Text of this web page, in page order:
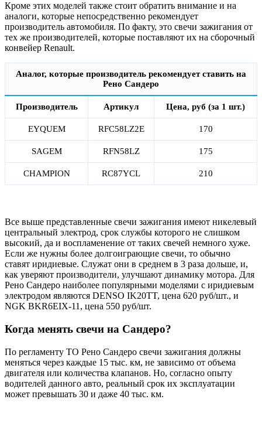
Кроме этих моделей также стоит обратить внимание и на
аналоги, которые непосредственно рекомендует
производитель автомобиля. По факту, это свечи зажигания от
тех же производителей, которые поставляют их на сборочный
конвейер Renault.
Аналог, которые производитель рекомендует ставить на
Рено Сандеро
Производитель Артикул Цена, руб (за 1 шт.)
EYQUEM RFC58LZ2E 170
SAGEM RFN58LZ 175
CHAMPION RC87YCL 210
Все выше представленные свечи зажигания имеют никелевый
центральный электрод, срок службы которого не слишком
высокий, да и воспламенение от таких свечей немного хуже.
Если же нужны более долгоиграющие свечи, то обычно
ставят иридиевые. Служат они в среднем в 3 раза дольше, и,
как уверяют производители, улучшают динамику мотора. Для
Рено Сандеро наиболее популярными моделями с иридиевым
электродом являются DENSO IK20TT, цена 620 руб/шт., и
NGK BKR6EIX-11 , цена 550 руб/шт.
Когда менять свечи на Сандеро?
По регламенту ТО Рено Сандеро свечи зажигания должны
меняться через каждые 15 тыс. км, не зависимо от объема
двигателя или количества клапанов. Но, согласно опыту
водителей данного авто, реальный срок их эксплуатации
может превышать 30 и даже 40 тыс. км.